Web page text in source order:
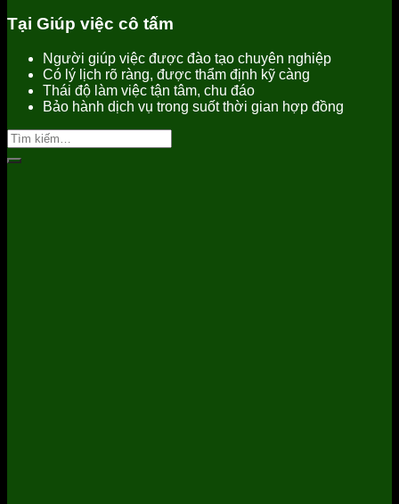
Tại Giúp việc cô tấm
Người giúp việc được đào tạo chuyên nghiệp
Có lý lịch rõ ràng, được thẩm định kỹ càng
Thái độ làm việc tận tâm, chu đáo
Bảo hành dịch vụ trong suốt thời gian hợp đồng
Tìm
kiếm: